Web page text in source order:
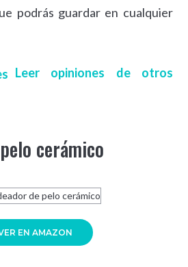
podrás guardar en cualquier
Leer opiniones de otros
cerámico
EN AMAZON